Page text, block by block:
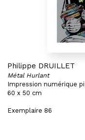
Philippe DRUILLET
Métal Hurlant
Impression numérique
60 x 50 cm
Exemplaire 86